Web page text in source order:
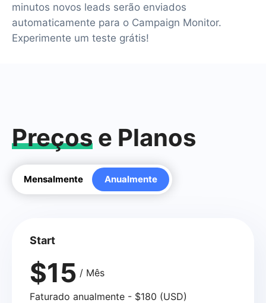
minutos novos leads serão enviados
automaticamente para o Campaign Monitor.
Experimente um teste grátis!
Preços e Planos
Mensalmente Anualmente
Start
$15 / Mês
Faturado anualmente - $180 (USD)